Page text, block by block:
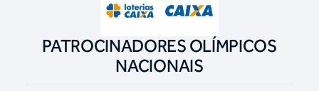
PATROCINADORES OLÍMPICOS
NACIONAIS